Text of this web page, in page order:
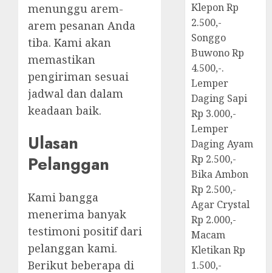
menunggu arem-
arem pesanan Anda
tiba. Kami akan
memastikan
pengiriman sesuai
jadwal dan dalam
keadaan baik.
Ulasan
Pelanggan
Kami bangga
menerima banyak
testimoni positif dari
pelanggan kami.
Berikut beberapa di
Klepon Rp
2.500,-
Songgo
Buwono Rp
4.500,-.
Lemper
Daging Sapi
Rp 3.000,-
Lemper
Daging Ayam
Rp 2.500,-
Bika Ambon
Rp 2.500,-
Agar Crystal
Rp 2.000,-
Macam
Kletikan Rp
1.500,-